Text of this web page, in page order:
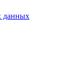
данных